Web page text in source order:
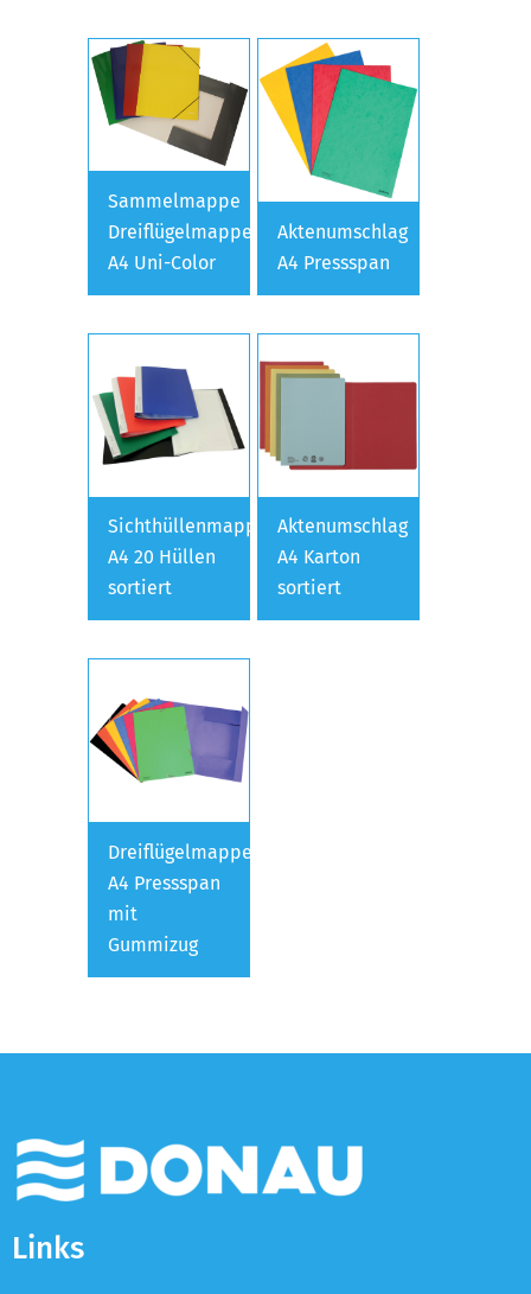
Sammelmappe
Dreiflügelmappe
A4 Uni-Color
Aktenumschlag
A4 Pressspan
Sichthüllenmappe
A4 20 Hüllen
sortiert
Aktenumschlag
A4 Karton
sortiert
Dreiflügelmappe
A4 Pressspan
mit
Gummizug
Links